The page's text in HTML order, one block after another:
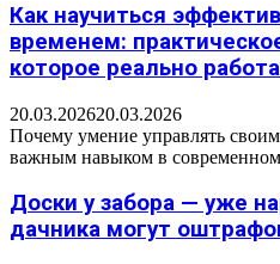
Как научиться
временем:
которое реально
20.03.202620.03.2026
Почему умение управлять
важным навыком в
Доски у забора — уже
дачника могут